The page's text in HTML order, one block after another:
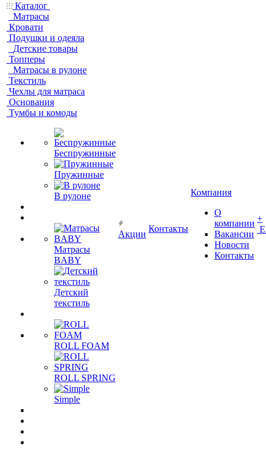
Каталог
Матрасы
Кровати
Подушки и одеяла
Детские товары
Топперы
Матрасы в рулоне
Текстиль
Чехлы для матраса
Основания
Тумбы и комоды
Беспружинные
Пружинные
В рулоне
Матрасы
BABY
Детский
текстиль
ROLL FOAM
ROLL SPRING
Simple
Акции
Контакты
Компания
О
компании
Вакансии
Новости
Контакты
+